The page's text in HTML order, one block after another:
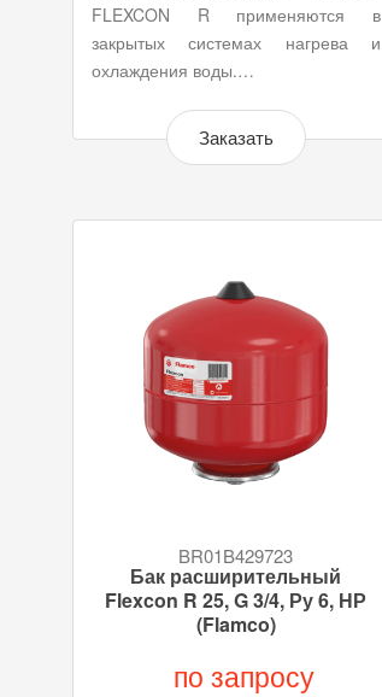
FLEXCON R применяются в
закрытых системах нагрева и
охлаждения воды.…
Заказать
BR01B429723
Бак расширительный
Flexcon R 25, G 3/4, Ру 6, НР
(Flamco)
по запросу